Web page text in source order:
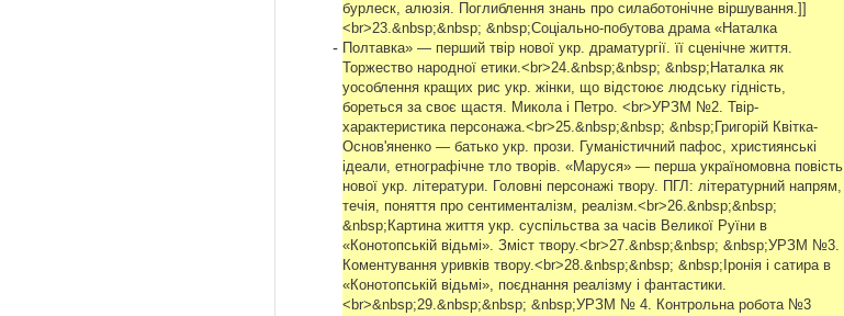
-
бурлеск, алюзія. Поглиблення знань про силаботонічне віршування.]]
<br>23.&nbsp;&nbsp; &nbsp;Соціально-побутова драма «Наталка
Полтавка» — перший твір нової укр. драматургії. її сценічне життя.
Торжество народної етики.<br>24.&nbsp;&nbsp; &nbsp;Наталка як
уособлення кращих рис укр. жінки, що відстоює людську гідність,
бореться за своє щастя. Микола і Петро. <br>УРЗМ №2. Твір-
характеристика персонажа.<br>25.&nbsp;&nbsp; &nbsp;Григорій Квітка-
Основ'яненко — батько укр. прози. Гуманістичний пафос, християнські
ідеали, етнографічне тло творів. «Маруся» — перша україномовна повість
нової укр. літератури. Головні персонажі твору. ПГЛ: літературний напрям,
течія, поняття про сентименталізм, реалізм.<br>26.&nbsp;&nbsp;
&nbsp;Картина життя укр. суспільства за часів Великої Руїни в
«Конотопській відьмі». Зміст твору.<br>27.&nbsp;&nbsp; &nbsp;УРЗМ №3.
Коментування уривків твору.<br>28.&nbsp;&nbsp; &nbsp;Іронія і сатира в
«Конотопській відьмі», поєднання реалізму і фантастики.
<br>&nbsp;29.&nbsp;&nbsp; &nbsp;УРЗМ № 4. Контрольна робота №3